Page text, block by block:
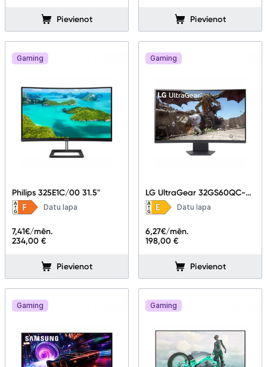
Pievienot Pievienot
Gaming
Philips 325E1C/00 31.5"
Datu lapa
234,00 €
7,41€/mēn.
Pievienot
Gaming
LG UltraGear 32GS60QC-B
31.5"
Datu lapa
198,00 €
6,27€/mēn.
Pievienot
Gaming Gaming